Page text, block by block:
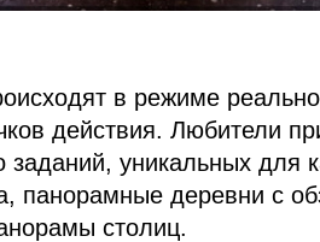
в режиме
действия. Любители
заданий, уникальных для
панорамные деревни с
столиц.